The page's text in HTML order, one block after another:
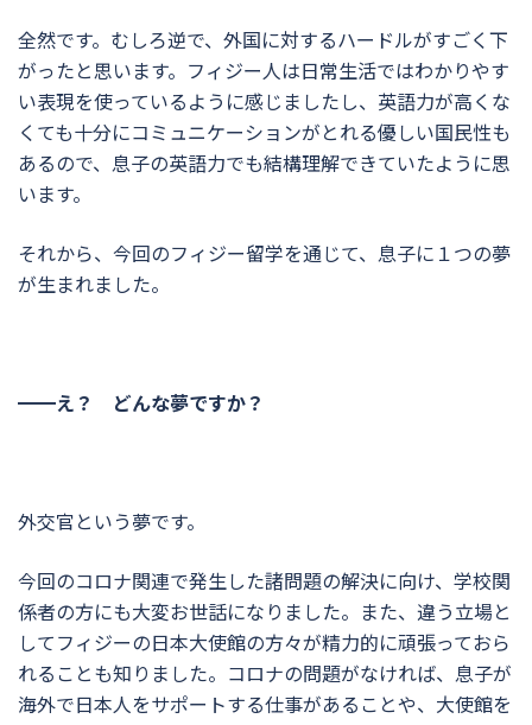
全然です。むしろ逆で、外国に対するハードルがすごく下
がったと思います。フィジー人は日常生活ではわかりやす
い表現を使っているように感じましたし、英語力が高くな
くても十分にコミュニケーションがとれる優しい国民性も
あるので、息子の英語力でも結構理解できていたように思
います。
それから、今回のフィジー留学を通じて、息子に１つの夢
が生まれました。
━━え？ どんな夢ですか？
外交官という夢です。
今回のコロナ関連で発生した諸問題の解決に向け、学校関
係者の方にも大変お世話になりました。また、違う立場と
してフィジーの日本大使館の方々が精力的に頑張っておら
れることも知りました。コロナの問題がなければ、息子が
海外で日本人をサポートする仕事があることや、大使館を